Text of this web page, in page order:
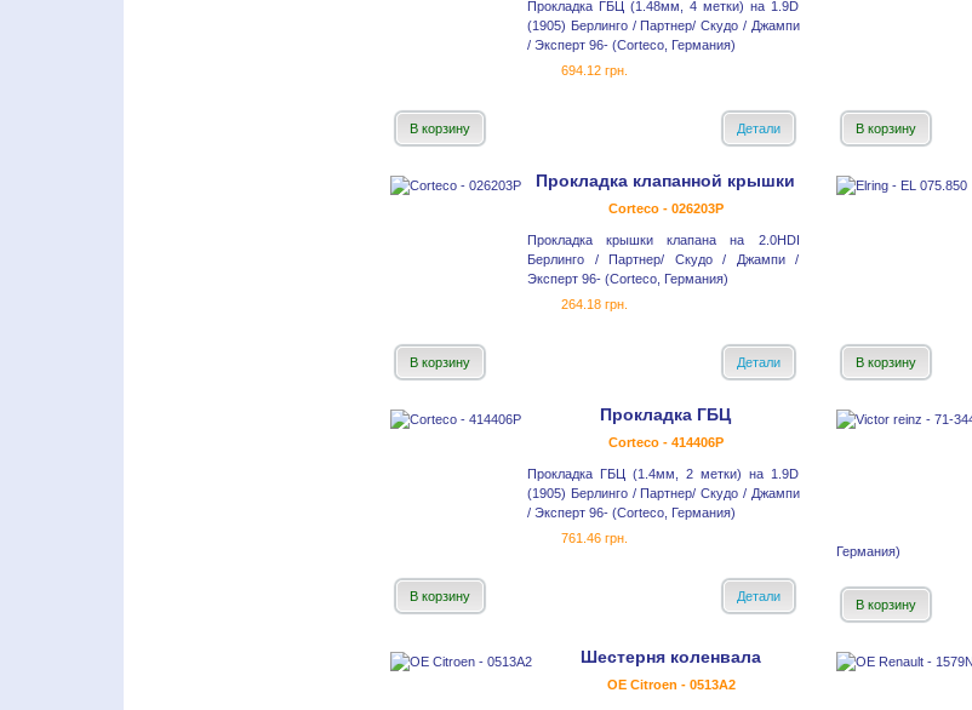
Прокладка ГБЦ (1.48мм, 4 метки) на 1.9D
(1905) Берлинго / Партнер/ Скудо / Джампи
/ Эксперт 96- (Corteco, Германия)
694.12 грн.
В корзину Детали В корзину
Прокладка клапанной крышки
Corteco - 026203P
Прокладка крышки клапана на 2.0HDI
Берлинго / Партнер/ Скудо / Джампи /
Эксперт 96- (Corteco, Германия)
264.18 грн.
В корзину Детали В корзину
Прокладка ГБЦ
Corteco - 414406P
Прокладка ГБЦ (1.4мм, 2 метки) на 1.9D
(1905) Берлинго / Партнер/ Скудо / Джампи
/ Эксперт 96- (Corteco, Германия)
761.46 грн.
В корзину Детали
Германия)
В корзину
Шестерня коленвала
OE Citroen - 0513A2